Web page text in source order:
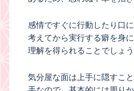
感情ですぐに行動したり口
考えてから実行する癖を身
理解を得られることでしょう
気分屋な面は上手に隠すこ